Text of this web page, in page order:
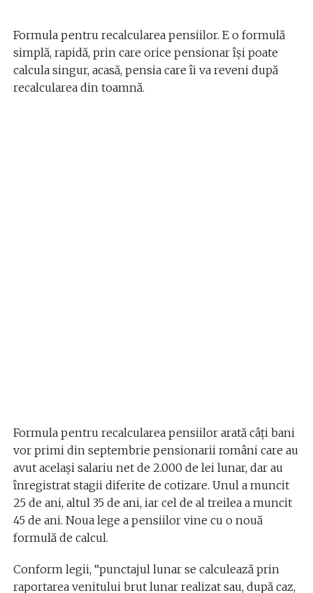
Formula pentru recalcularea pensiilor. E o formulă
simplă, rapidă, prin care orice pensionar își poate
calcula singur, acasă, pensia care îi va reveni după
recalcularea din toamnă.
Formula pentru recalcularea pensiilor arată câți bani
vor primi din septembrie pensionarii români care au
avut acelaşi salariu net de 2.000 de lei lunar, dar au
înregistrat stagii diferite de cotizare. Unul a muncit
25 de ani, altul 35 de ani, iar cel de al treilea a muncit
45 de ani. Noua lege a pensiilor vine cu o nouă
formulă de calcul.
Conform legii, “punctajul lunar se calculează prin
raportarea venitului brut lunar realizat sau, după caz,